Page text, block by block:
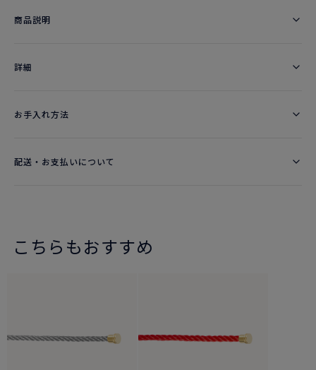
商品説明
詳細​
お手入れ方法
配送・お支払いについて
こちらもおすすめ